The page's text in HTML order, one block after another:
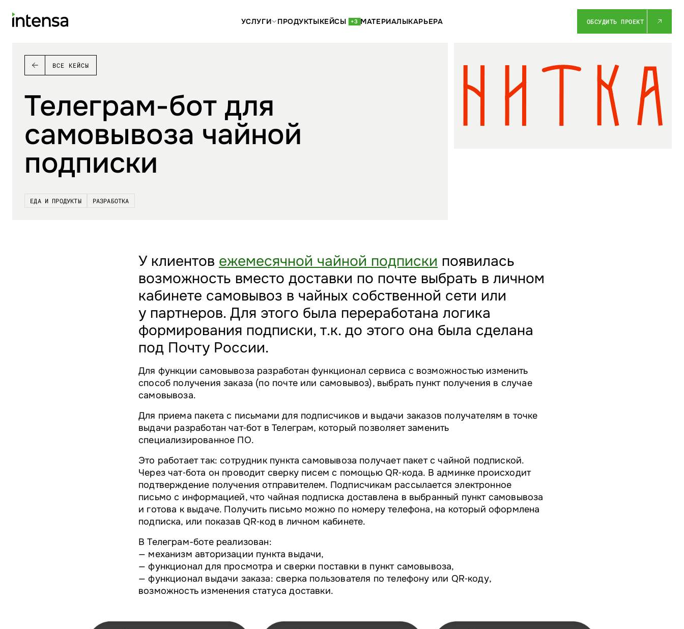
УСЛУГИ ПРОДУКТЫКЕЙСЫ +3 МАТЕРИАЛЫКАРЬЕРА ОБСУДИТЬ ПРОЕКТ
ВСЕ КЕЙСЫ
Телеграм-бот для
самовывоза чайной
подписки
ЕДА И ПРОДУКТЫ РАЗРАБОТКА
У клиентов ежемесячной чайной подписки появилась
возможность вместо доставки по почте выбрать в личном
кабинете самовывоз в чайных собственной сети или
у партнеров. Для этого была переработана логика
формирования подписки, т.к. до этого она была сделана
под Почту России.
Для функции самовывоза разработан функционал сервиса с возможностью изменить
способ получения заказа (по почте или самовывоз), выбрать пункт получения в случае
самовывоза.
Для приема пакета с письмами для подписчиков и выдачи заказов получателям в точке
выдачи разработан чат‑бот в Телеграм, который позволяет заменить
специализированное ПО.
Это работает так: сотрудник пункта самовывоза получает пакет с чайной подпиской.
Через чат‑бота он проводит сверку писем с помощью QR‑кода. В админке происходит
подтверждение получения отправителем. Подписчикам рассылается электронное
письмо с информацией, что чайная подписка доставлена в выбранный пункт самовывоза
и готова к выдаче. Получить письмо можно по номеру телефона, на который оформлена
подписка, или показав QR‑код в личном кабинете.
В Телеграм-боте реализован:
— механизм авторизации пункта выдачи,
— функционал для просмотра и сверки поставки в пункт самовывоза,
— функционал выдачи заказа: сверка пользователя по телефону или QR‑коду,
возможность изменения статуса доставки.